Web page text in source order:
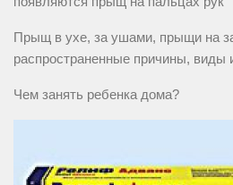
Прыщ в ухе, за ушами, прыщи на
распространенные причины, виды
Чем занять ребенка дома?